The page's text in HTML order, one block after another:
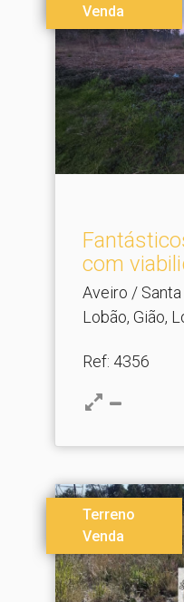
Venda
com
..
Aveiro /
Lobão, Gião,
Ref: 4356
Terreno
Venda